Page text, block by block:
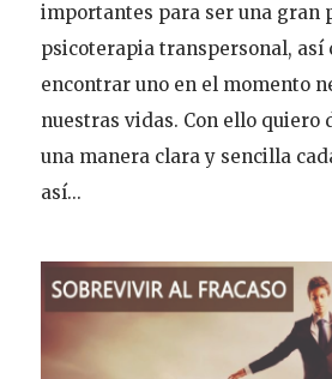
importantes para ser una gran
psicoterapia transpersonal, así
encontrar uno en el momento
nuestras vidas. Con ello quiero
una manera clara y sencilla
así...